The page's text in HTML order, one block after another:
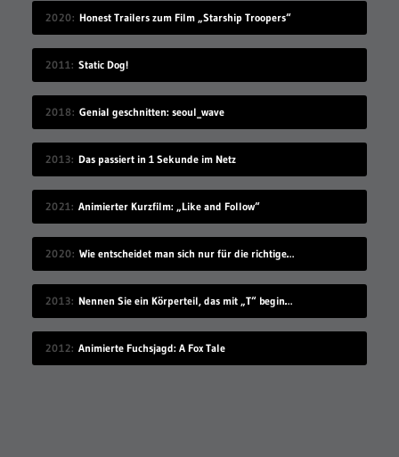
2020 Honest Trailers zum Film „Starship Troopers“
2011 Static Dog!
2018 Genial geschnitten: seoul_wave
2013 Das passiert in 1 Sekunde im Netz
2021 Animierter Kurzfilm: „Like and Follow“
2020 Wie entscheidet man sich nur für die richtige Idee?
2013 Nennen Sie ein Körperteil, das mit „T“ beginnt
2012 Animierte Fuchsjagd: A Fox Tale